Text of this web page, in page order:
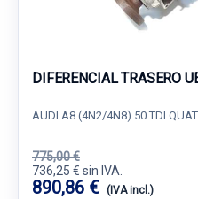
DIFERENCIAL TRASERO
AUDI A8 (4N2/4N8) 50 TDI
775,00 €
736,25 € sin IVA.
890,86 € (IVA incl.)